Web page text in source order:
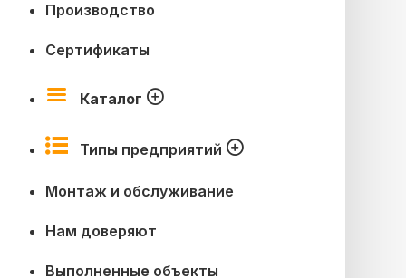
Производство
Сертификаты
Каталог
Типы предприятий
Монтаж и обслуживание
Нам доверяют
Выполненные объекты